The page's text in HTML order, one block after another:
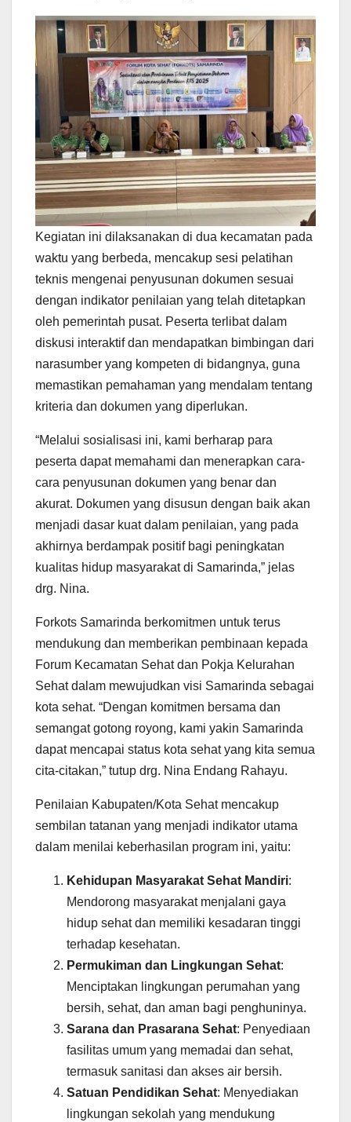
Kegiatan ini dilaksanakan di dua kecamatan pada
waktu yang berbeda, mencakup sesi pelatihan
teknis mengenai penyusunan dokumen sesuai
dengan indikator penilaian yang telah ditetapkan
oleh pemerintah pusat. Peserta terlibat dalam
diskusi interaktif dan mendapatkan bimbingan dari
narasumber yang kompeten di bidangnya, guna
memastikan pemahaman yang mendalam tentang
kriteria dan dokumen yang diperlukan.
“Melalui sosialisasi ini, kami berharap para
peserta dapat memahami dan menerapkan cara-
cara penyusunan dokumen yang benar dan
akurat. Dokumen yang disusun dengan baik akan
menjadi dasar kuat dalam penilaian, yang pada
akhirnya berdampak positif bagi peningkatan
kualitas hidup masyarakat di Samarinda,” jelas
drg. Nina.
Forkots Samarinda berkomitmen untuk terus
mendukung dan memberikan pembinaan kepada
Forum Kecamatan Sehat dan Pokja Kelurahan
Sehat dalam mewujudkan visi Samarinda sebagai
kota sehat. “Dengan komitmen bersama dan
semangat gotong royong, kami yakin Samarinda
dapat mencapai status kota sehat yang kita semua
cita-citakan,” tutup drg. Nina Endang Rahayu.
Penilaian Kabupaten/Kota Sehat mencakup
sembilan tatanan yang menjadi indikator utama
dalam menilai keberhasilan program ini, yaitu:
Kehidupan Masyarakat Sehat Mandiri:
Mendorong masyarakat menjalani gaya
hidup sehat dan memiliki kesadaran tinggi
terhadap kesehatan.
Permukiman dan Lingkungan Sehat:
Menciptakan lingkungan perumahan yang
bersih, sehat, dan aman bagi penghuninya.
Sarana dan Prasarana Sehat: Penyediaan
fasilitas umum yang memadai dan sehat,
termasuk sanitasi dan akses air bersih.
Satuan Pendidikan Sehat: Menyediakan
lingkungan sekolah yang mendukung